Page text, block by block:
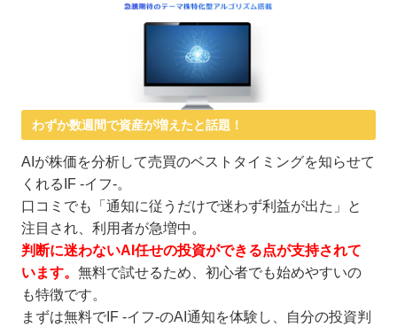
わずか数週間で資産が増えたと話題！
AIが株価を分析して売買のベストタイミングを知らせて
くれるIF -イフ-。
口コミでも「通知に従うだけで迷わず利益が出た」と
注目され、利用者が急増中。
判断に迷わないAI任せの投資ができる点が支持されて
います。無料で試せるため、初心者でも始めやすいの
も特徴です。
まずは無料でIF -イフ-のAI通知を体験し、自分の投資判